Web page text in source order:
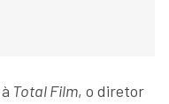
Total Film, o diretor